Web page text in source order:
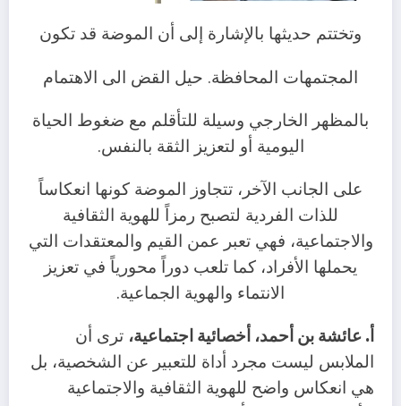
وتختتم حديثها بالإشارة إلى أن الموضة قد تكون
المجتمهات المحافظة. حيل القض الى الاهتمام
بالمظهر الخارجي وسيلة للتأقلم مع ضغوط الحياة
اليومية أو لتعزيز الثقة بالنفس.
على الجانب الآخر، تتجاوز الموضة كونها انعكاساً
للذات الفردية لتصبح رمزاً للهوية الثقافية
والاجتماعية، فهي تعبر عمن القيم والمعتقدات التي
يحملها الأفراد، كما تلعب دوراً محورياً في تعزيز
الانتماء والهوية الجماعية.
أ. عائشة بن أحمد، أخصائية اجتماعية، ترى أن
الملابس ليست مجرد أداة للتعبير عن الشخصية، بل
هي انعكاس واضح للهوية الثقافية والاجتماعية